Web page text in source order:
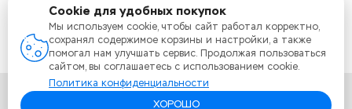
Способы оплаты
Карта сайта
Cookie для удобных покупок
Мы используем cookie, чтобы сайт работал корректно,
сохранял содержимое корзины и настройки, а также
помогал нам улучшать сервис. Продолжая пользоваться
сайтом, вы соглашаетесь с использованием cookie.
Политика конфиденциальности
ХОРОШО